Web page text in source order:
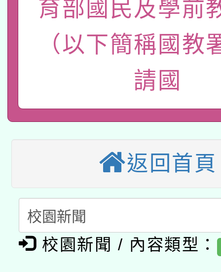
薪期間赴陸應申請許可
轉知經濟部水利署委託
業技術研究院辦理「
用水績優單位及節水達
115年8月22日(星期六
桃園市孔廟祈福系列
開 智慧啟航」
本校115學年度第2次
招甄選結果公告(無人
招)
適應運動共學行動站研
本館辦理115年度閱讀
暨閱讀推動專業研習
科技賦能─人工智慧
礎課程
A3數位素養講師名單
「數位內容與教學軟體
pilot」
有關大陸委員會函釋公
薪期間赴陸應申請許可
轉知經濟部水利署委託
育部國民及學前
（以下簡稱國教
請國
返回首頁
校園新聞 / 內容類型：